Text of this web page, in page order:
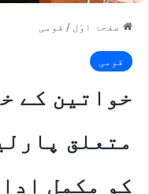
صفحۂ اوّل / قومی
قومی
خواتین کے
متعلق
کو مکمل